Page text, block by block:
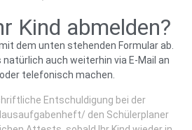
Kind abmelden?
dem unten stehenden Formular ab.
auch weiterhin via E-Mail an
oder telefonisch machen.
Entschuldigung bei der
den Schülerplaner